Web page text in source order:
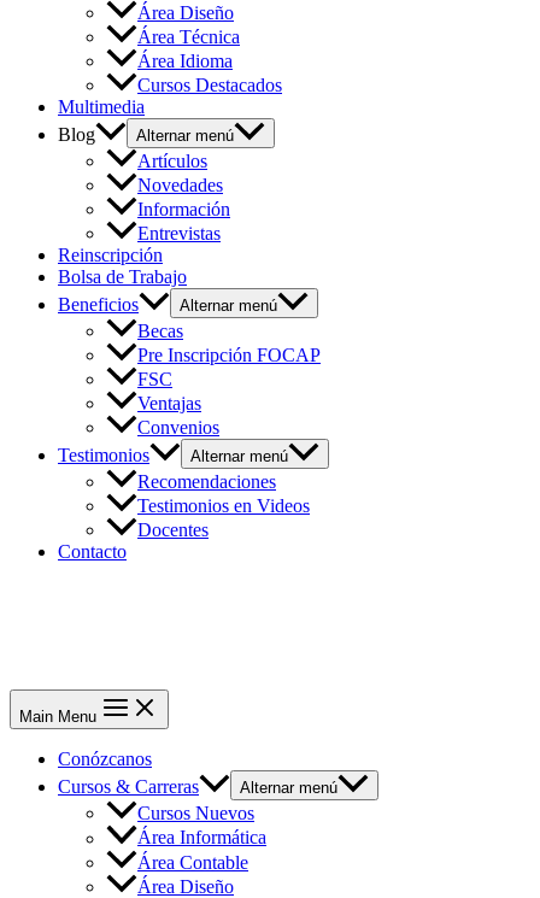
Área Diseño
Área Técnica
Área Idioma
Cursos Destacados
Multimedia
Blog
Alternar menú
Artículos
Novedades
Información
Entrevistas
Reinscripción
Bolsa de Trabajo
Beneficios
Alternar menú
Becas
Pre Inscripción FOCAP
FSC
Ventajas
Convenios
Testimonios
Alternar menú
Recomendaciones
Testimonios en Videos
Docentes
Contacto
Main Menu
Conózcanos
Cursos & Carreras
Alternar menú
Cursos Nuevos
Área Informática
Área Contable
Área Diseño